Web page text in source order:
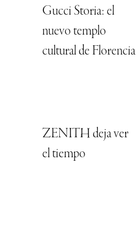
Gucci Storia: el
nuevo templo
cultural de Florencia
ZENITH deja ver
el tiempo